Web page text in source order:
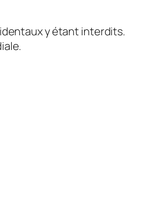
y étant interdits.